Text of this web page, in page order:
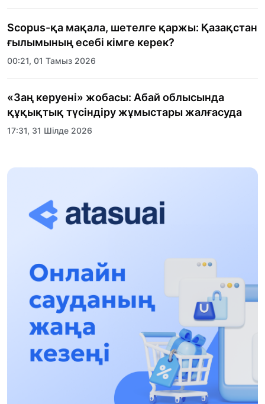
Scopus-қа мақала, шетелге қаржы: Қазақстан
ғылымының есебі кімге керек?
00:21, 01 Тамыз 2026
«Заң керуені» жобасы: Абай облысында
құқықтық түсіндіру жұмыстары жалғасуда
17:31, 31 Шілде 2026
Халықаралық «Формула-1 H2O» жарысын
13:13, 30 Шілде 2026
12:01, 28 Шілде 2026
Абзал Достияр: Думан Мұхаметкәрімді
Алматы түрмесіне ауыстыруы мүмкін
16:15, 27 Шілде 2026
Өскенбай Құлатайұлы: Руханиятқа қызмет